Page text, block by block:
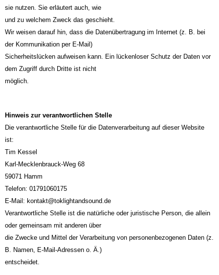
sie nutzen. Sie erläutert auch, wie
und zu welchem Zweck das geschieht.
Wir weisen darauf hin, dass die Datenübertragung im Internet (z. B. bei
der Kommunikation per E-Mail)
Sicherheitslücken aufweisen kann. Ein lückenloser Schutz der Daten vor
dem Zugriff durch Dritte ist nicht
möglich.
Hinweis zur verantwortlichen Stelle
Die verantwortliche Stelle für die Datenverarbeitung auf dieser Website
ist:
Tim Kessel
Karl-Mecklenbrauck-Weg 68
59071 Hamm
Telefon: 01791060175
E-Mail: kontakt@toklightandsound.de
Verantwortliche Stelle ist die natürliche oder juristische Person, die allein
oder gemeinsam mit anderen über
die Zwecke und Mittel der Verarbeitung von personenbezogenen Daten (z.
B. Namen, E-Mail-Adressen o. Ä.)
entscheidet.